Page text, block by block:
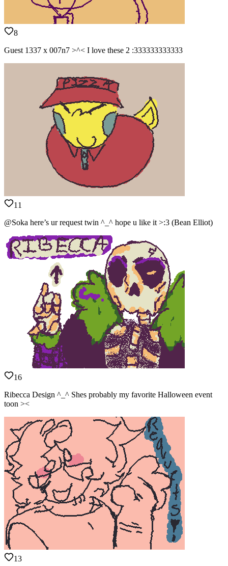
8
Guest 1337 x 007n7 >^< I love these 2 :333333333333
11
@Soka here’s ur request twin ^_^ hope u like it >:3 (Bean Elliot)
16
Ribecca Design ^_^ Shes probably my favorite Halloween event
toon ><
13